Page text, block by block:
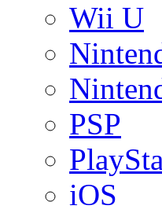
Wii U
PSP
iOS